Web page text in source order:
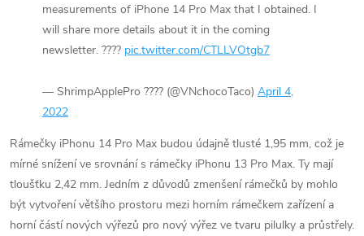
measurements of iPhone 14 Pro Max that I obtained. I
will share more details about it in the coming
newsletter. ???? pic.twitter.com/CTLLVOtgb7
— ShrimpApplePro ???? (@VNchocoTaco) April 4,
2022
Rámečky iPhonu 14 Pro Max budou údajně tlusté 1,95 mm, což je
mírné snížení ve srovnání s rámečky iPhonu 13 Pro Max. Ty mají
tloušťku 2,42 mm. Jedním z důvodů zmenšení rámečků by mohlo
být vytvoření většího prostoru mezi horním rámečkem zařízení a
horní částí nových výřezů pro nový výřez ve tvaru pilulky a průstřely.